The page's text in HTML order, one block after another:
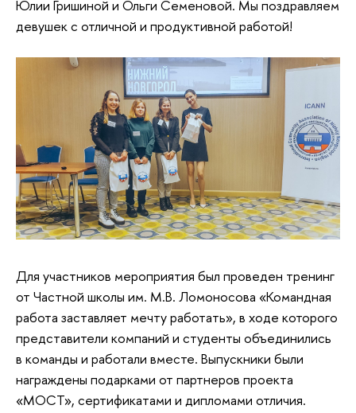
Юлии Гришиной и Ольги Семеновой. Мы поздравляем
девушек с отличной и продуктивной работой!
Для участников мероприятия был проведен тренинг
от Частной школы им. М.В. Ломоносова «Командная
работа заставляет мечту работать», в ходе которого
представители компаний и студенты объединились
в команды и работали вместе. Выпускники были
награждены подарками от партнеров проекта
«МОСТ», сертификатами и дипломами отличия.